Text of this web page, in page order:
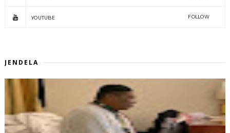
YOUTUBE FOLLOW
JENDELA